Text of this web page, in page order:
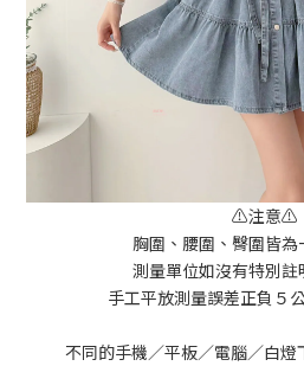
⚠️注意⚠️
胸圍、腰圍、臀圍皆
測量單位如沒有特別
手工平放測量誤差正負５
不同的手機／平板／電腦／白燈